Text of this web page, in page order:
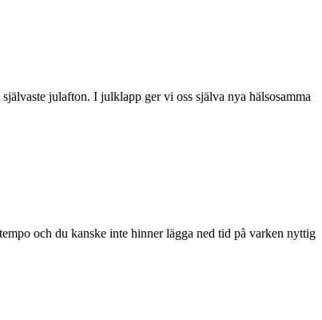
julafton. I julklapp ger vi oss själva nya hälsosamma
och du kanske inte hinner lägga ned tid på varken nyttig